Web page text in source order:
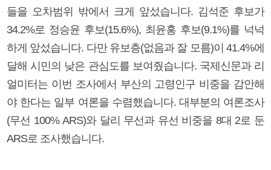
들을 오차범위 밖에서 크게 앞섰습니다. 김석준 후보가
34.2%로 정승윤 후보(15.6%), 최윤홍 후보(9.1%)를 넉넉
하게 앞섰습니다. 다만 유보층(없음과 잘 모름)이 41.4%에
달해 시민의 낮은 관심도를 보여줬습니다. 국제신문과 리
얼미터는 이번 조사에서 부산의 고령인구 비중을 감안해
야 한다는 일부 여론을 수렴했습니다. 대부분의 여론조사
(무선 100% ARS)와 달리 무선과 유선 비중을 8대 2로 둔
ARS로 조사했습니다.